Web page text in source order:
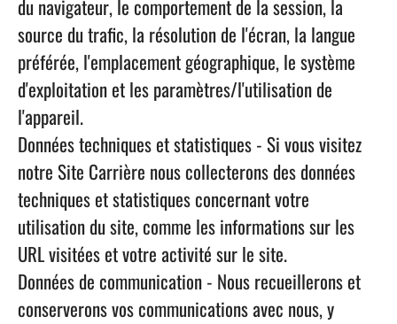
du navigateur, le comportement de la session, la
source du trafic, la résolution de l'écran, la langue
préférée, l'emplacement géographique, le système
d'exploitation et les paramètres/l'utilisation de
l'appareil.
Données techniques et statistiques- Si vous visitez
notre Site Carrière nous collecterons des données
techniques et statistiques concernant votre
utilisation du site, comme les informations sur les
URL visitées et votre activité sur le site.
Données de communication- Nous recueillerons et
conserverons vos communications avec nous, y